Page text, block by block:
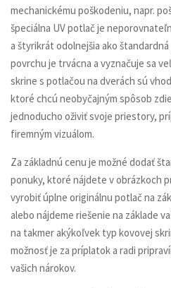
mechanickému poškodeniu, napr.
špeciálna UV potlač je
a štyrikrát odolnejšia ako
povrchu je trvácna a vyznačuje sa
skrine s potlačou na dverách sú
ktoré chcú neobyčajným spôsob
jednoducho oživiť svoje priestory,
firemným vizuálom.
Za základnú cenu je možné dodať
ponuky, ktoré nájdete v obrázkoch
vyrobiť úplne originálnu potlač na
alebo nájdeme riešenie na základe
na takmer akýkoľvek typ kovovej
možnosť je za príplatok a radi
vašich nárokov.